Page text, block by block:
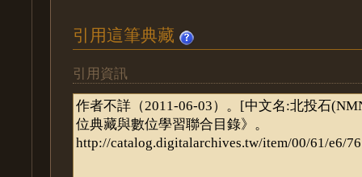
引用這筆典藏
引用資訊